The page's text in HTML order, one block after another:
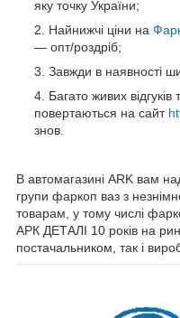
яку точку України;
Найнижчі ціни на
— опт/роздріб;
Завжди в наявності
Багато живих відгуків
повертаються на сайт
знов.
В автомагазині ARK вам
групи фаркоп ваз з
товарам, у тому числі
АРК ДЕТАЛІ 10 років на
постачальником, так і